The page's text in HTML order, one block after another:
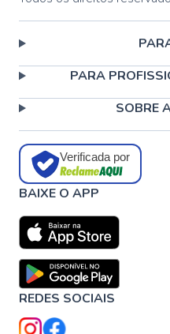
PARA
SOBRE
Verificada por
BAIXE O APP
REDES SOCIAIS